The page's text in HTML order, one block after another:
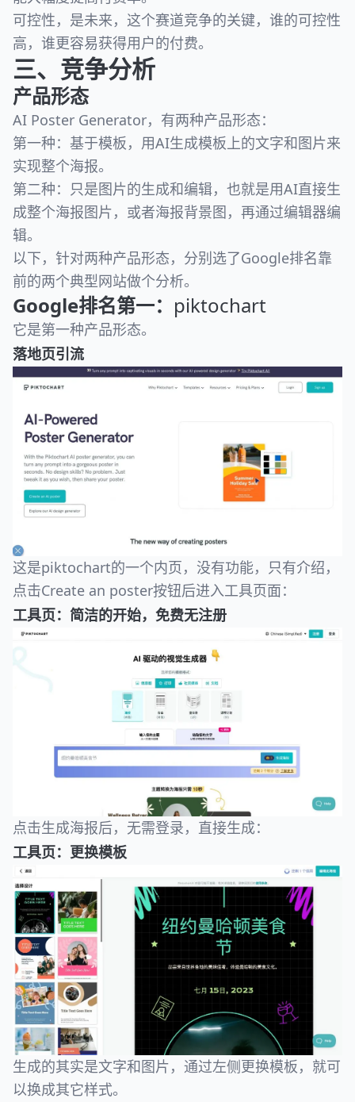
可控性，是未来，这个赛道竞争的关键，谁的可控性
高，谁更容易获得用户的付费。
三、竞争分析
产品形态
AI Poster Generator，有两种产品形态：
第一种：基于模板，用AI生成模板上的文字和图片来
实现整个海报。
第二种：只是图片的生成和编辑，也就是用AI直接生
成整个海报图片，或者海报背景图，再通过编辑器编
辑。
以下，针对两种产品形态，分别选了Google排名靠
前的两个典型网站做个分析。
Google排名第一： piktochart
它是第一种产品形态。
落地页引流
这是piktochart的一个内页，没有功能，只有介绍，
点击Create an poster按钮后进入工具页面：
工具页：简洁的开始，免费无注册
点击生成海报后，无需登录，直接生成：
工具页：更换模板
生成的其实是文字和图片，通过左侧更换模板，就可
以换成其它样式。